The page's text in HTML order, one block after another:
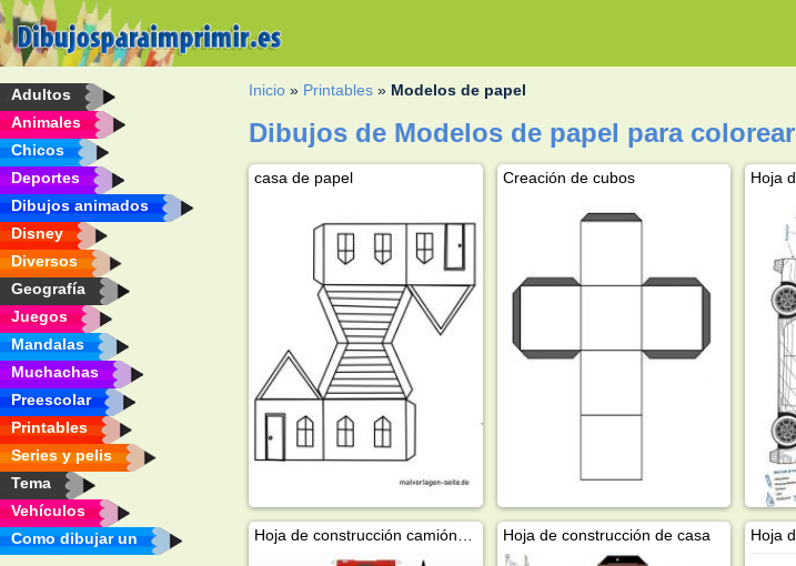
Adultos
Animales
Chicos
Deportes
Dibujos animados
Disney
Diversos
Geografía
Juegos
Mandalas
Muchachas
Preescolar
Printables
Series y pelis
Tema
Vehículos
Como dibujar un
Inicio » Printables » Modelos de papel
Dibujos de Modelos de papel para colorear
casa de papel Creación de cubos
Hoja de construcción de casa